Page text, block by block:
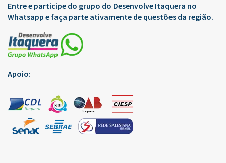
Entre e participe do grupo do Desenvolve Itaquera no
Whatsapp e faça parte ativamente de questões da região.
Apoio: